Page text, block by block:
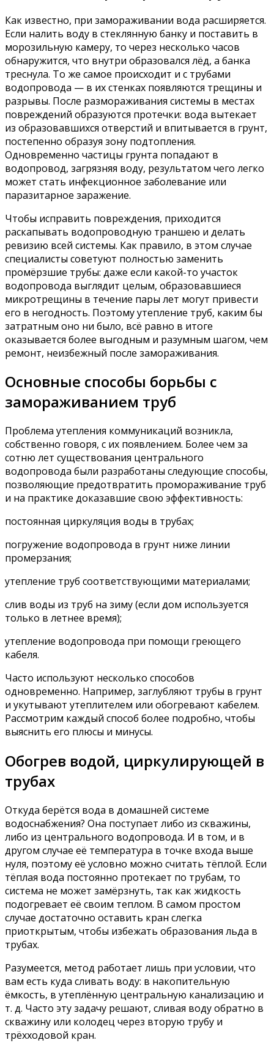
Как известно, при замораживании вода расширяется.
Если налить воду в стеклянную банку и поставить в
морозильную камеру, то через несколько часов
обнаружится, что внутри образовался лёд, а банка
треснула. То же самое происходит и с трубами
водопровода — в их стенках появляются трещины и
разрывы. После размораживания системы в местах
повреждений образуются протечки: вода вытекает
из образовавшихся отверстий и впитывается в грунт,
постепенно образуя зону подтопления.
Одновременно частицы грунта попадают в
водопровод, загрязняя воду, результатом чего легко
может стать инфекционное заболевание или
паразитарное заражение.
Чтобы исправить повреждения, приходится
раскапывать водопроводную траншею и делать
ревизию всей системы. Как правило, в этом случае
специалисты советуют полностью заменить
промёрзшие трубы: даже если какой-то участок
водопровода выглядит целым, образовавшиеся
микротрещины в течение пары лет могут привести
его в негодность. Поэтому утепление труб, каким бы
затратным оно ни было, всё равно в итоге
оказывается более выгодным и разумным шагом, чем
ремонт, неизбежный после замораживания.
Основные способы борьбы с
замораживанием труб
Проблема утепления коммуникаций возникла,
собственно говоря, с их появлением. Более чем за
сотню лет существования центрального
водопровода были разработаны следующие способы,
позволяющие предотвратить промораживание труб
и на практике доказавшие свою эффективность:
постоянная циркуляция воды в трубах;
погружение водопровода в грунт ниже линии
промерзания;
утепление труб соответствующими материалами;
слив воды из труб на зиму (если дом используется
только в летнее время);
утепление водопровода при помощи греющего
кабеля.
Часто используют несколько способов
одновременно. Например, заглубляют трубы в грунт
и укутывают утеплителем или обогревают кабелем.
Рассмотрим каждый способ более подробно, чтобы
выяснить его плюсы и минусы.
Обогрев водой, циркулирующей в
трубах
Откуда берётся вода в домашней системе
водоснабжения? Она поступает либо из скважины,
либо из центрального водопровода. И в том, и в
другом случае её температура в точке входа выше
нуля, поэтому её условно можно считать тёплой. Если
тёплая вода постоянно протекает по трубам, то
система не может замёрзнуть, так как жидкость
подогревает её своим теплом. В самом простом
случае достаточно оставить кран слегка
приоткрытым, чтобы избежать образования льда в
трубах.
Разумеется, метод работает лишь при условии, что
вам есть куда сливать воду: в накопительную
ёмкость, в утеплённую центральную канализацию и
т. д. Часто эту задачу решают, сливая воду обратно в
скважину или колодец через вторую трубу и
трёхходовой кран.